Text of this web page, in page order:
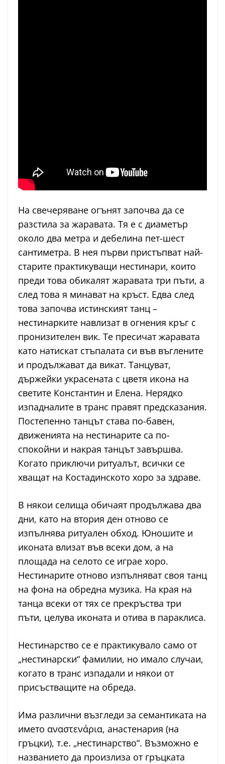
На свечеряване огънят започва да се
разстила за жаравата. Тя е с диаметър
около два метра и дебелина пет-шест
сантиметра. В нея първи пристъпват най-
старите практикуващи нестинари, които
преди това обикалят жаравата три пъти, а
след това я минават на кръст. Едва след
това започва истинският танц –
нестинарките навлизат в огнения кръг с
пронизителен вик. Те пресичат жаравата
като натискат стъпалата си във въглените
и продължават да викат. Танцуват,
държейки украсената с цветя икона на
светите Константин и Елена. Нерядко
изпадналите в транс правят предсказания.
Постепенно танцът става по-бавен,
движенията на нестинарите са по-
спокойни и накрая танцът завършва.
Когато приключи ритуалът, всички се
хващат на Костадинското хоро за здраве.
В някои селища обичаят продължава два
дни, като на втория ден отново се
изпълнява ритуален обход. Юношите и
иконата влизат във всеки дом, а на
площада на селото се играе хоро.
Нестинарите отново изпълняват своя танц
на фона на обредна музика. На края на
танца всеки от тях се прекръства три
пъти, целува иконата и отива в параклиса.
Нестинарство се е практикувало само от
„нестинарски“ фамилии, но имало случаи,
когато в транс изпадали и някои от
присъстващите на обреда.
Има различни възгледи за семантиката на
името αναστενάρια, анастенария (на
гръцки), т.е. „нестинарство“. Възможно е
названието да произлиза от гръцката